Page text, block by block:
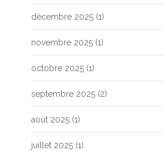
décembre 2025 (1)
novembre 2025 (1)
octobre 2025 (1)
septembre 2025 (2)
août 2025 (1)
juillet 2025 (1)